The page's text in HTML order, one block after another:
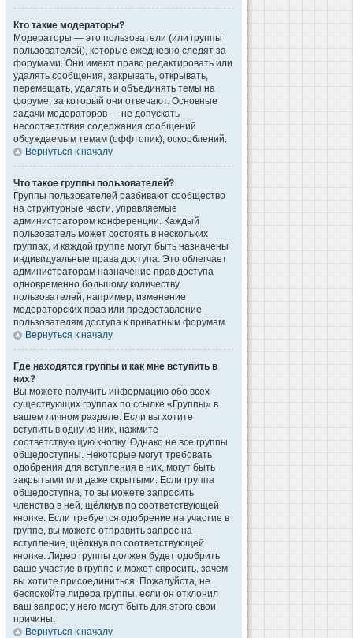
Кто такие модераторы?
Модераторы — это пользователи (или группы
пользователей), которые ежедневно следят за
форумами. Они имеют право редактировать или
удалять сообщения, закрывать, открывать,
перемещать, удалять и объединять темы на
форуме, за который они отвечают. Основные
задачи модераторов — не допускать
несоответствия содержания сообщений
обсуждаемым темам (оффтопик), оскорблений.
Вернуться к началу
Что такое группы пользователей?
Группы пользователей разбивают сообщество
на структурные части, управляемые
администратором конференции. Каждый
пользователь может состоять в нескольких
группах, и каждой группе могут быть назначены
индивидуальные права доступа. Это облегчает
администраторам назначение прав доступа
одновременно большому количеству
пользователей, например, изменение
модераторских прав или предоставление
пользователям доступа к приватным форумам.
Вернуться к началу
Где находятся группы и как мне вступить в
них?
Вы можете получить информацию обо всех
существующих группах по ссылке «Группы» в
вашем личном разделе. Если вы хотите
вступить в одну из них, нажмите
соответствующую кнопку. Однако не все группы
общедоступны. Некоторые могут требовать
одобрения для вступления в них, могут быть
закрытыми или даже скрытыми. Если группа
общедоступна, то вы можете запросить
членство в ней, щёлкнув по соответствующей
кнопке. Если требуется одобрение на участие в
группе, вы можете отправить запрос на
вступление, щёлкнув по соответствующей
кнопке. Лидер группы должен будет одобрить
ваше участие в группе и может спросить, зачем
вы хотите присоединиться. Пожалуйста, не
беспокойте лидера группы, если он отклонил
ваш запрос; у него могут быть для этого свои
причины.
Вернуться к началу